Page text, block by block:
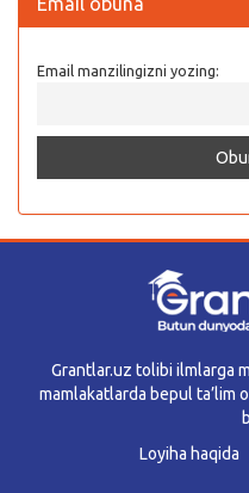
Email manzilingizni yozing:
Grantlar.uz tolibi ilmlarga
mamlakatlarda bepul ta’lim
Loyiha haqida